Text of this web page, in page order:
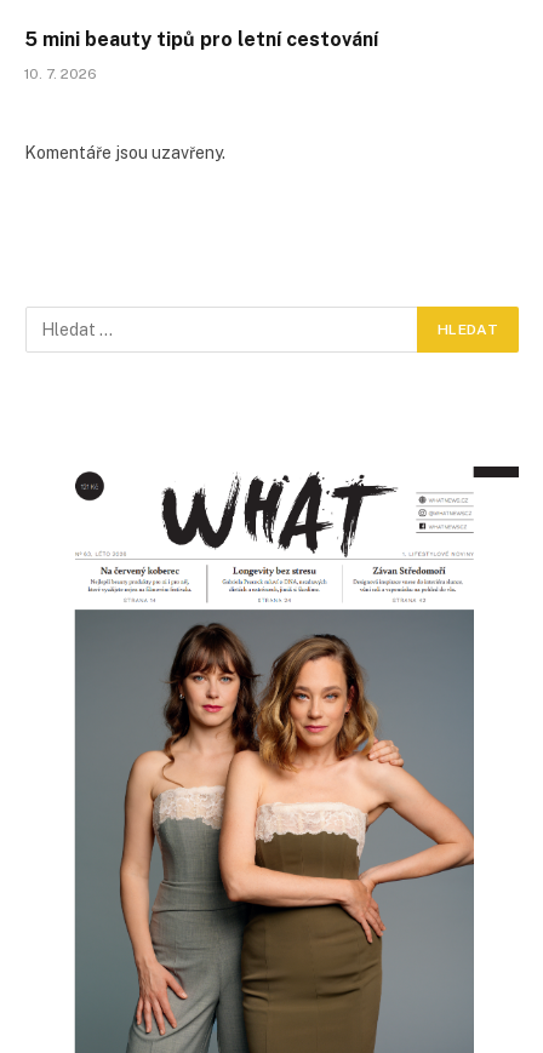
5 mini beauty tipů pro letní cestování
10. 7. 2026
Komentáře jsou uzavřeny.